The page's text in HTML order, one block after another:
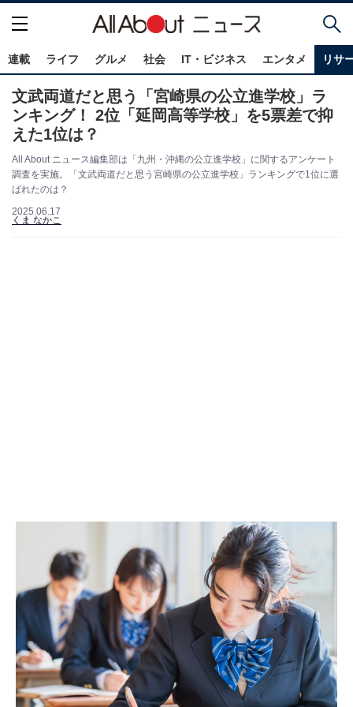
連載 ライフ グルメ 社会 IT・ビジネス エンタメ リサ
文武両道だと思う「宮崎県の公立進学校」ラ
ンキング！ 2位「延岡高等学校」を5票差で抑
えた1位は？
All About ニュース編集部は「九州・沖縄の公立進学校」に関するアンケート
調査を実施。「文武両道だと思う宮崎県の公立進学校」ランキングで1位に選
ばれたのは？
2025.06.17
くま なかこ